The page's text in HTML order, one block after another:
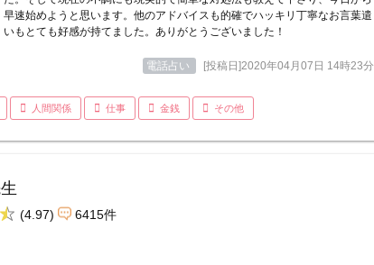
早速始めようと思います。他のアドバイスも的確でハッキリ丁寧なお言葉遣
いもとても好感が持てました。ありがとうございました！
電話占い [投稿日]2020年04月07日 14時23分
人間関係 仕事 金銭 その他
(4.97) 6415件